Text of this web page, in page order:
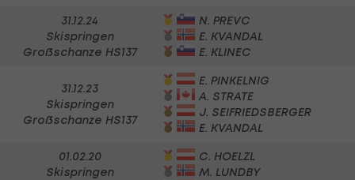
31.12.24
Skispringen
Großschanze HS137
N. PREVC
E. KVANDAL
E. KLINEC
31.12.23
Skispringen
Großschanze HS137
E. PINKELNIG
A. STRATE
J. SEIFRIEDSBERGER
E. KVANDAL
01.02.20
Skispringen
C. HOELZL
M. LUNDBY